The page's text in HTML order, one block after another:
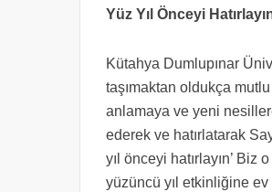
Yüz Yıl Önceyi
Kütahya Dumlupınar
taşımaktan oldukça
anlamaya ve yeni
ederek ve hatırlatarak
yıl önceyi hatırlayın’
yüzüncü yıl etkinliğine ev